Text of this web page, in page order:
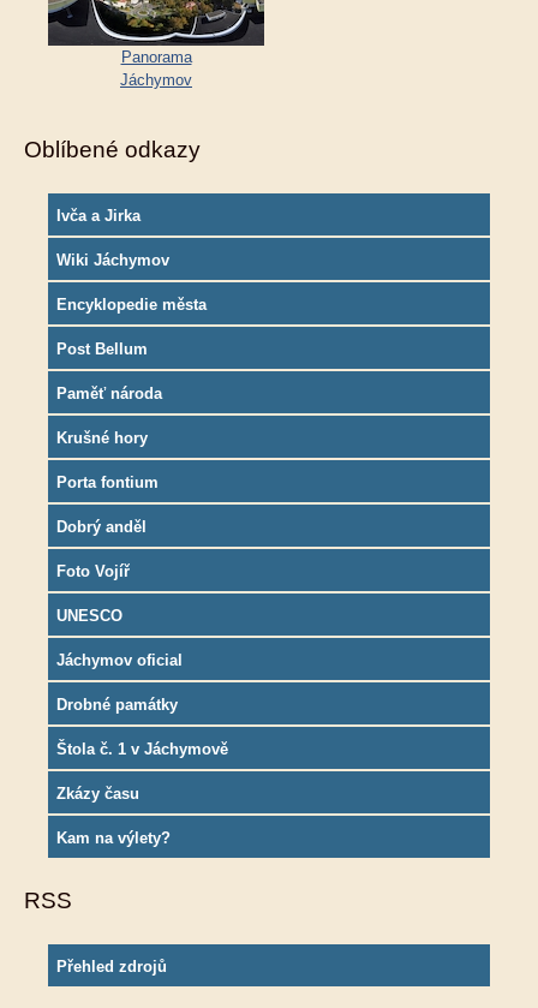
Panorama
Jáchymov
Oblíbené odkazy
Ivča a Jirka
Wiki Jáchymov
Encyklopedie města
Post Bellum
Paměť národa
Krušné hory
Porta fontium
Dobrý anděl
Foto Vojíř
UNESCO
Jáchymov oficial
Drobné památky
Štola č. 1 v Jáchymově
Zkázy času
Kam na výlety?
RSS
Přehled zdrojů